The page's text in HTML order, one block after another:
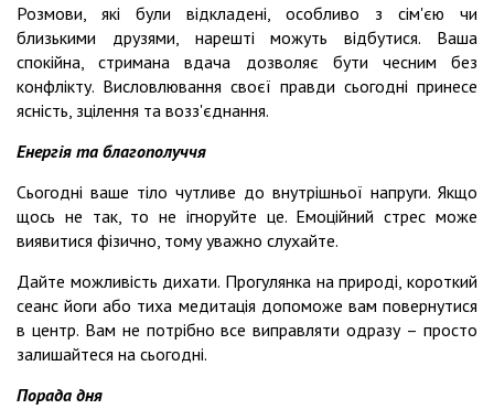
Розмови, які були відкладені, особливо з сім'єю чи
близькими друзями, нарешті можуть відбутися. Ваша
спокійна, стримана вдача дозволяє бути чесним без
конфлікту. Висловлювання своєї правди сьогодні принесе
ясність, зцілення та возз'єднання.
Енергія та благополуччя
Сьогодні ваше тіло чутливе до внутрішньої напруги. Якщо
щось не так, то не ігноруйте це. Емоційний стрес може
виявитися фізично, тому уважно слухайте.
Дайте можливість дихати. Прогулянка на природі, короткий
сеанс йоги або тиха медитація допоможе вам повернутися
в центр. Вам не потрібно все виправляти одразу – просто
залишайтеся на сьогодні.
Порада дня